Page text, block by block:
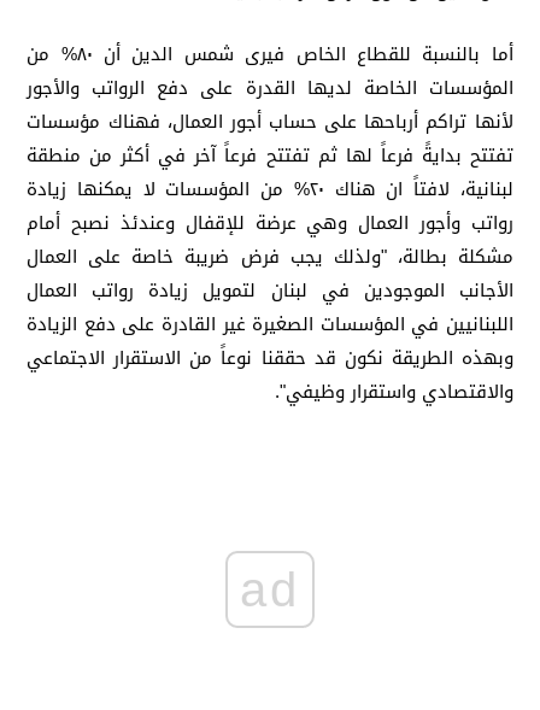
أما بالنسبة للقطاع الخاص فيرى شمس الدين أن ٨٠% من
المؤسسات الخاصة لديها القدرة على دفع الرواتب والأجور
لأنها تراكم أرباحها على حساب أجور العمال، فهناك مؤسسات
تفتتح بدايةً فرعاً لها ثم تفتتح فرعاً آخر في أكثر من منطقة
لبنانية، لافتاً ان هناك ٢٠% من المؤسسات لا يمكنها زيادة
رواتب وأجور العمال وهي عرضة للإقفال وعندئذ نصبح أمام
مشكلة بطالة، "ولذلك يجب فرض ضريبة خاصة على العمال
الأجانب الموجودين في لبنان لتمويل زيادة رواتب العمال
اللبنانيين في المؤسسات الصغيرة غير القادرة على دفع الزيادة
وبهذه الطريقة نكون قد حققنا نوعاً من الاستقرار الاجتماعي
والاقتصادي واستقرار وظيفي".
ad